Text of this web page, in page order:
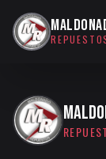
0261 15-454-